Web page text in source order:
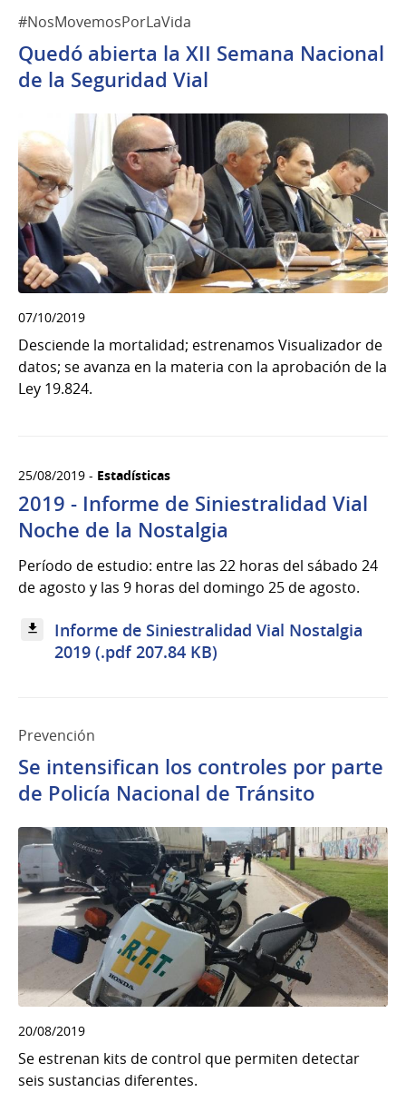
#NosMovemosPorLaVida
Quedó abierta la XII Semana Nacional
de la Seguridad Vial
07/10/2019
Desciende la mortalidad; estrenamos Visualizador de
datos; se avanza en la materia con la aprobación de la
Ley 19.824.
25/08/2019 - Estadísticas
2019 - Informe de Siniestralidad Vial
Noche de la Nostalgia
Período de estudio: entre las 22 horas del sábado 24
de agosto y las 9 horas del domingo 25 de agosto.
Informe de Siniestralidad Vial Nostalgia
2019 (.pdf 207.84 KB)
Prevención
Se intensifican los controles por parte
de Policía Nacional de Tránsito
20/08/2019
Se estrenan kits de control que permiten detectar
seis sustancias diferentes.